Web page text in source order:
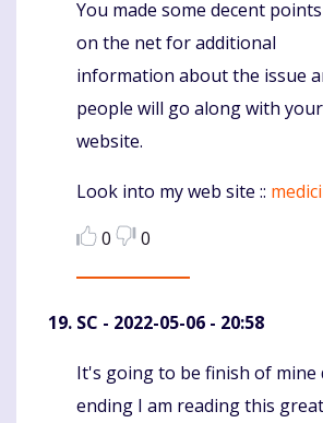
Komentaras
You made some decent
on the net for additional
information about the issue
people will go along with
website.
Look into my web site ::
0
0
SC - 2022-05-06 - 20:58
Komentaras
It's going to be finish of mine
ending I am reading this